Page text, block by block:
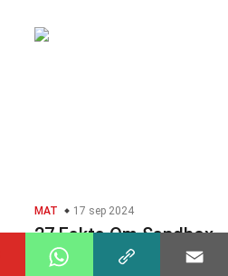
MAT 17 sep 2024
27 Fakta Om Sandbox
Träd Frukt